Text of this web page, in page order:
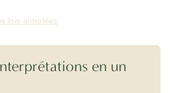
lois annotées
en un